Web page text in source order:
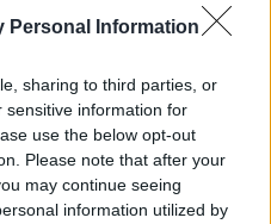
Personal Information
sharing to third parties, or
sensitive information for
use the below opt-out
Please note that after your
may continue seeing
information utilized by
"A teljes Írás
hasznos a